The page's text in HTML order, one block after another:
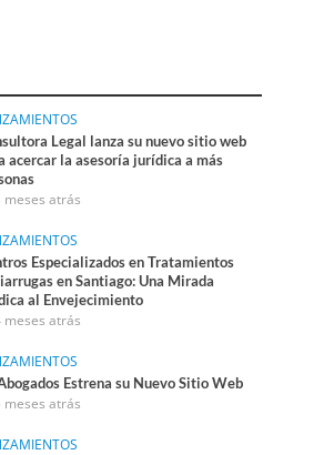
Legal lanza su nuevo sitio web
acercar la asesoría jurídica a más
meses atrás
Especializados en Tratamientos
en Santiago: Una Mirada
al Envejecimiento
meses atrás
Estrena su Nuevo Sitio Web
meses atrás